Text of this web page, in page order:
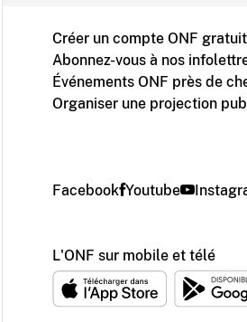
Créer un compte ONF gratuit
Abonnez-vous à nos
Événements ONF près de
Organiser une projection
Facebook Youtube
L'ONF sur mobile et télé